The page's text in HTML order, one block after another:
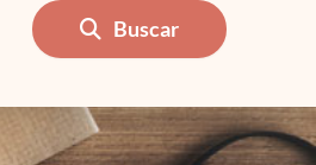
Buscar